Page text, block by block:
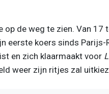
op de weg te zien. Van 17
eerste koers sinds Parijs-
en zich klaarmaakt voor
weer zijn ritjes zal